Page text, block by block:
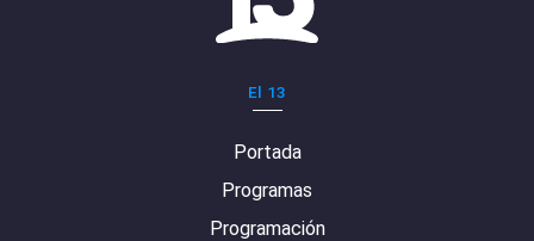
El 13
Portada
Programas
Programación